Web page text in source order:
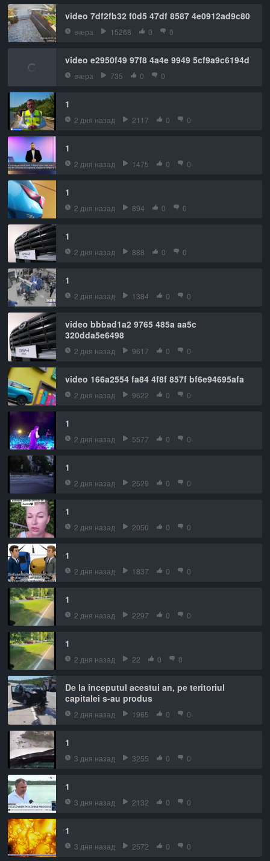
video 7df2fb32 f0d5 47df 8587 4e0912ad9c80
вчера 15268 0 0
video e2950f49 97f8 4a4e 9949 5cf9a9c6194d
вчера 735 0 0
1
2 дня назад 2117 0 0
1
2 дня назад 1475 0 0
1
2 дня назад 894 0 0
1
2 дня назад 888 0 0
1
2 дня назад 1384 0 0
video bbbad1a2 9765 485a aa5c
320dda5e6498
2 дня назад 9617 0 0
video 166a2554 fa84 4f8f 857f bf6e94695afa
2 дня назад 9622 0 0
1
2 дня назад 5577 0 0
1
2 дня назад 2529 0 0
1
2 дня назад 2050 0 0
1
2 дня назад 1837 0 0
1
2 дня назад 2297 0 0
1
2 дня назад 22 0 0
De la începutul acestui an, pe teritoriul
capitalei s-au produs
2 дня назад 1965 0 0
1
3 дня назад 3255 0 0
1
3 дня назад 2132 0 0
1
3 дня назад 2572 0 0